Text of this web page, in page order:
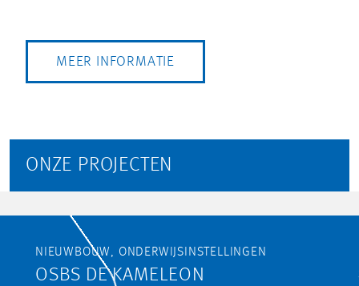
MEER INFORMATIE
ONZE PROJECTEN
NIEUWBOUW, ONDERWIJSINSTELLINGEN
OSBS DE KAMELEON